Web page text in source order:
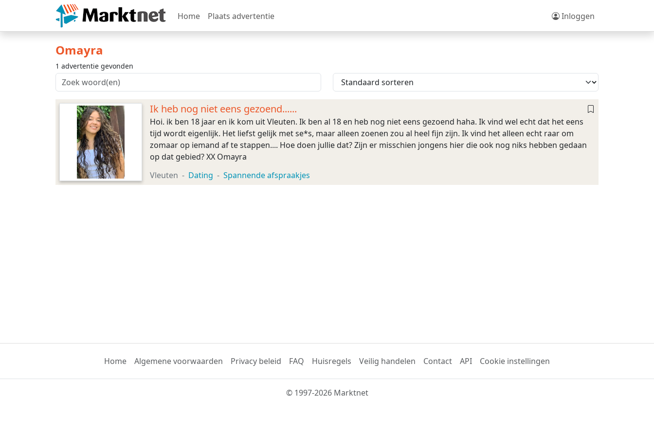
Home Plaats advertentie Inloggen
Omayra
1 advertentie gevonden
Ik heb nog niet eens gezoend......
Hoi. ik ben 18 jaar en ik kom uit Vleuten. Ik ben al 18 en heb nog niet eens gezoend haha. Ik vind wel echt dat het eens
tijd wordt eigenlijk. Het liefst gelijk met se*s, maar alleen zoenen zou al heel fijn zijn. Ik vind het alleen echt raar om
zomaar op iemand af te stappen.... Hoe doen jullie dat? Zijn er misschien jongens hier die ook nog niks hebben gedaan
op dat gebied? XX Omayra
Vleuten
Dating Spannende afspraakjes
Home Algemene voorwaarden Privacy beleid FAQ Huisregels Veilig handelen Contact API Cookie instellingen
© 1997-2026 Marktnet